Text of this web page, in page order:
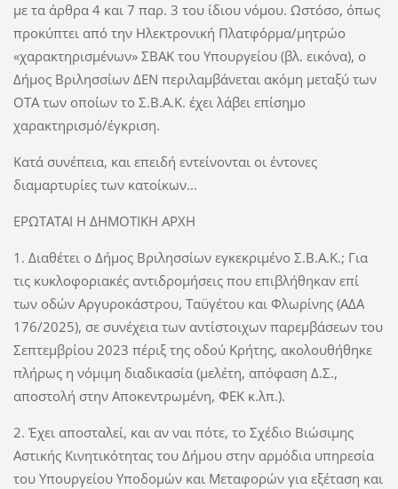
με τα άρθρα 4 και 7 παρ. 3 του ίδιου νόμου. Ωστόσο, όπως
προκύπτει από την Ηλεκτρονική Πλατφόρμα/μητρώο
«χαρακτηρισμένων» ΣΒΑΚ του Υπουργείου (βλ. εικόνα), ο
Δήμος Βριλησσίων ΔΕΝ περιλαμβάνεται ακόμη μεταξύ των
ΟΤΑ των οποίων το Σ.Β.Α.Κ. έχει λάβει επίσημο
χαρακτηρισμό/έγκριση.
Κατά συνέπεια, και επειδή εντείνονται οι έντονες
διαμαρτυρίες των κατοίκων...
ΕΡΩΤΑΤΑΙ Η ΔΗΜΟΤΙΚΗ ΑΡΧΗ
1. Διαθέτει ο Δήμος Βριλησσίων εγκεκριμένο Σ.Β.Α.Κ.; Για
τις κυκλοφοριακές αντιδρομήσεις που επιβλήθηκαν επί
των οδών Αργυροκάστρου, Ταϋγέτου και Φλωρίνης (ΑΔΑ
176/2025), σε συνέχεια των αντίστοιχων παρεμβάσεων του
Σεπτεμβρίου 2023 πέριξ της οδού Κρήτης, ακολουθήθηκε
πλήρως η νόμιμη διαδικασία (μελέτη, απόφαση Δ.Σ.,
αποστολή στην Αποκεντρωμένη, ΦΕΚ κ.λπ.).
2. Έχει αποσταλεί, και αν ναι πότε, το Σχέδιο Βιώσιμης
Αστικής Κινητικότητας του Δήμου στην αρμόδια υπηρεσία
του Υπουργείου Υποδομών και Μεταφορών για εξέταση και